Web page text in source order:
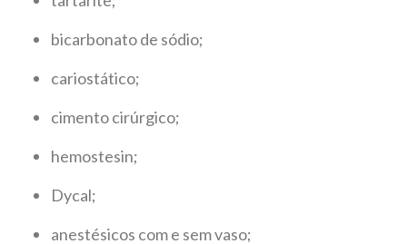
bicarbonato de sódio;
cariostático;
cimento cirúrgico;
hemostesin;
Dycal;
anestésicos com e sem vaso;